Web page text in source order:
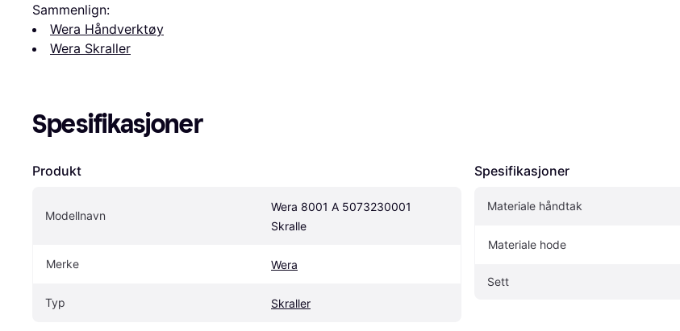
Sammenlign:
Wera Håndverktøy
Wera Skraller
Spesifikasjoner
Produkt
Modellnavn
Wera 8001 A 5073230001
Skralle
Merke Wera
Typ Skraller
Spesifikasjoner
Materiale håndtak
Materiale hode
Sett